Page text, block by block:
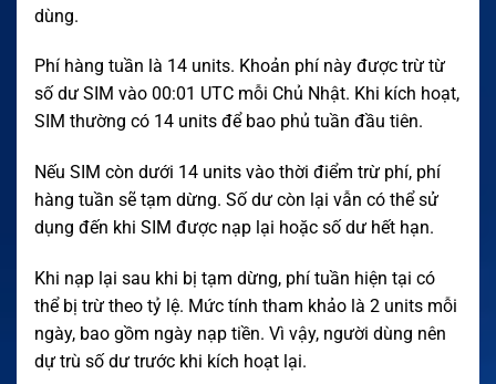
dùng.
Phí hàng tuần là 14 units. Khoản phí này được trừ từ
số dư SIM vào 00:01 UTC mỗi Chủ Nhật. Khi kích hoạt,
SIM thường có 14 units để bao phủ tuần đầu tiên.
Nếu SIM còn dưới 14 units vào thời điểm trừ phí, phí
hàng tuần sẽ tạm dừng. Số dư còn lại vẫn có thể sử
dụng đến khi SIM được nạp lại hoặc số dư hết hạn.
Khi nạp lại sau khi bị tạm dừng, phí tuần hiện tại có
thể bị trừ theo tỷ lệ. Mức tính tham khảo là 2 units mỗi
ngày, bao gồm ngày nạp tiền. Vì vậy, người dùng nên
dự trù số dư trước khi kích hoạt lại.